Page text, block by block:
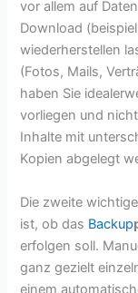
vor allem auf
Download
wiederherstellen
(Fotos, Mails,
haben Sie
vorliegen und
Inhalte mit
Kopien abgelegt
Die zweite
ist, ob das Backup
erfolgen soll.
ganz gezielt
einem